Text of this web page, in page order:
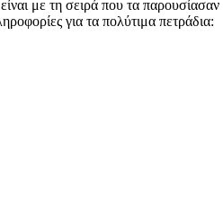
με τη σειρά που τα
για τα πολύτιμα πετράδια: